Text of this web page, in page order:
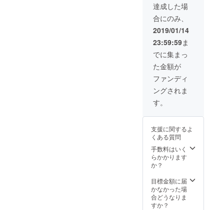
達成した場
合にのみ、
2019/01/14
23:59:59ま
でに集まっ
た金額が
ファンディ
ングされま
す。
支援に関するよ
くある質問
手数料はいく
らかかります
か？
目標金額に届
かなかった場
合どうなりま
すか？